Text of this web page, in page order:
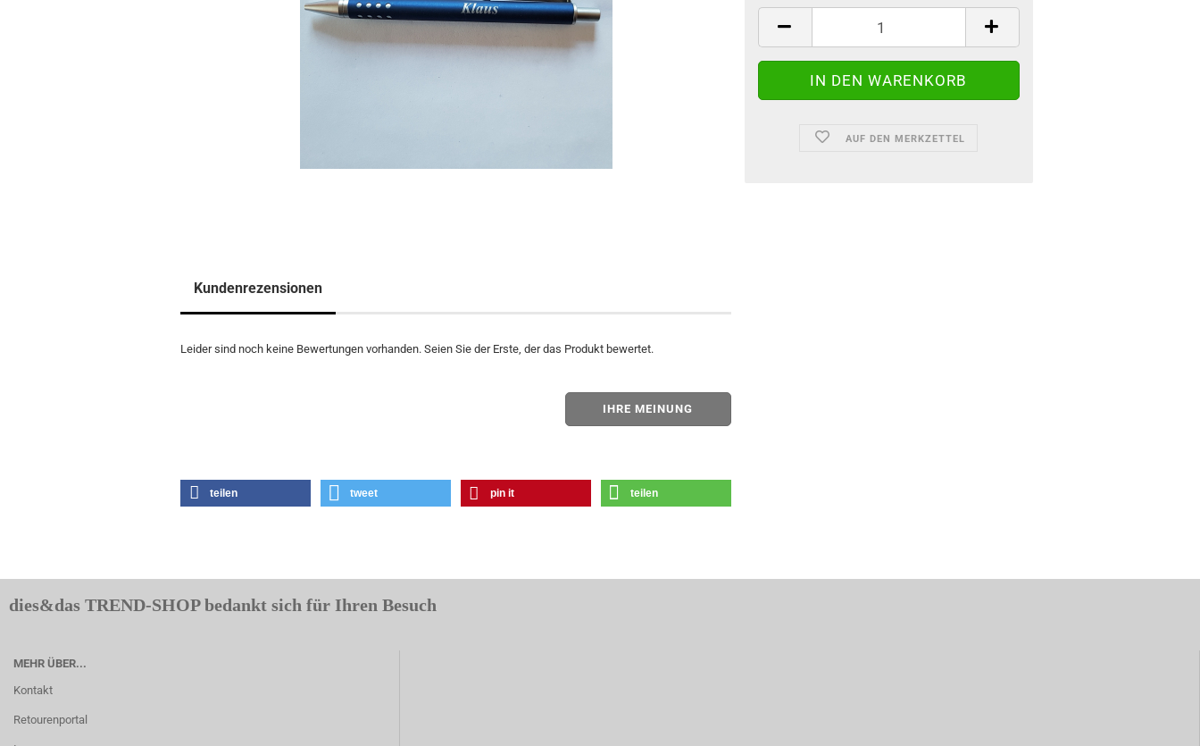
AUF DEN MERKZETTEL
Kundenrezensionen
Leider sind noch keine Bewertungen vorhanden. Seien Sie der Erste, der das Produkt bewertet.
IHRE MEINUNG
teilen tweet pin it teilen
dies&das TREND-SHOP bedankt sich für Ihren Besuch
MEHR ÜBER...
Kontakt
Retourenportal